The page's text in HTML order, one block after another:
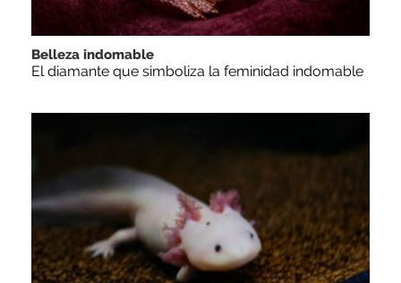
Belleza indomable
El diamante que simboliza la feminidad indomable